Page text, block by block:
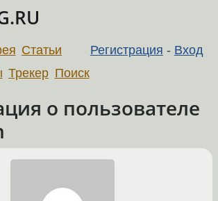
Регистрация - Вход
Статьи
Трекер Поиск
о пользователе